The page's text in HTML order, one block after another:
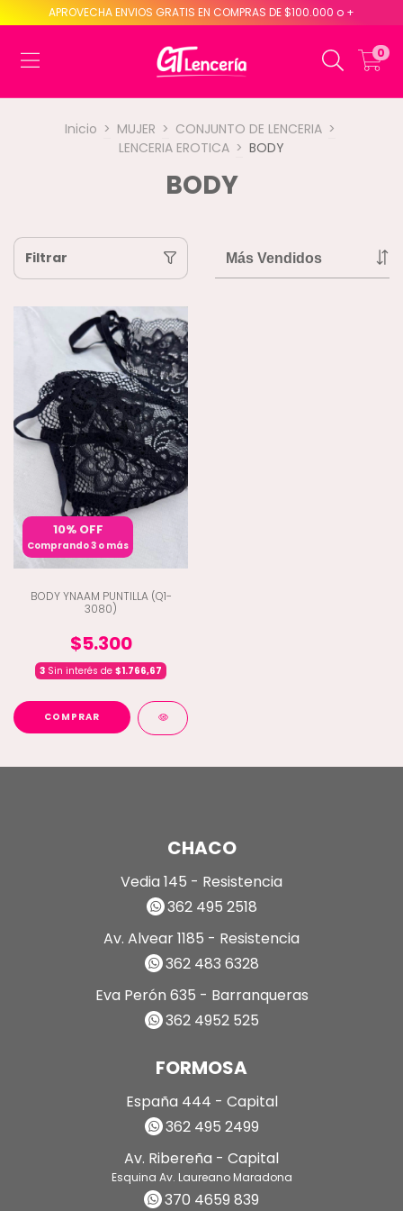
APROVECHA ENVIOS GRATIS EN COMPRAS DE $100.000 o +
0
Inicio > MUJER > CONJUNTO DE LENCERIA >
LENCERIA EROTICA > BODY
BODY
Filtrar
10% OFF
Comprando 3 o más
BODY YNAAM PUNTILLA (Q1-
3080)
$5.300
3 Sin interés de $1.766,67
COMPRAR
CHACO
Vedia 145 - Resistencia
362 495 2518
Av. Alvear 1185 - Resistencia
362 483 6328
Eva Perón 635 - Barranqueras
362 4952 525
FORMOSA
España 444 - Capital
362 495 2499
Av. Ribereña - Capital
Esquina Av. Laureano Maradona
370 4659 839